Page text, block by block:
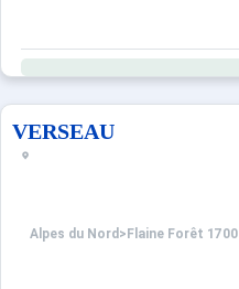
VERSEAU
Alpes du Nord > Flaine Forêt 1700